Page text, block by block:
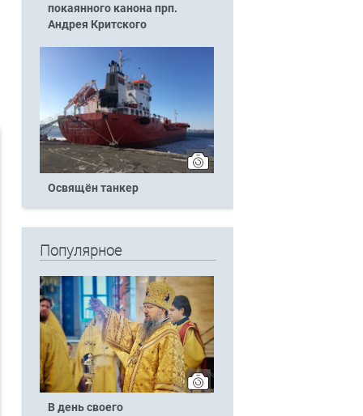
покаянного канона прп.
Андрея Критского
Освящён танкер
Популярное
В день своего